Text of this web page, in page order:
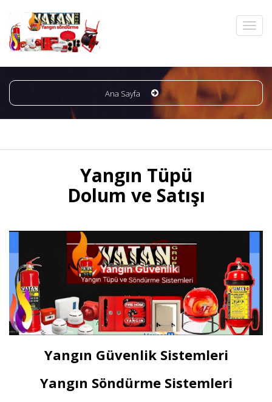
Ana Sayfa
Yangın Tüpü
Dolum ve Satışı
Yangın Güvenlik Sistemleri
Yangın Söndürme Sistemleri